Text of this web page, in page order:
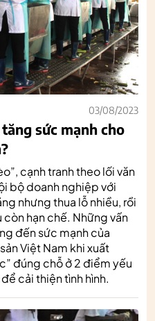
03/08/2023
sức mạnh cho
cạnh tranh theo lối văn
bộ doanh nghiệp với
nhưng thua lỗ nhiều, rồi
hạn chế. Những vấn
đến sức mạnh của
Việt Nam khi xuất
đúng chỗ ở 2 điểm yếu
cải thiện tình hình.